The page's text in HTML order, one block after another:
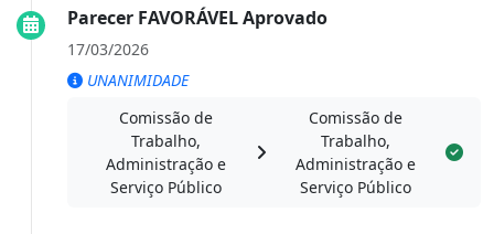
Parecer FAVORÁVEL Aprovado
17/03/2026
UNANIMIDADE
Comissão de
Trabalho,
Administração e
Serviço Público
Comissão de
Trabalho,
Administração e
Serviço Público